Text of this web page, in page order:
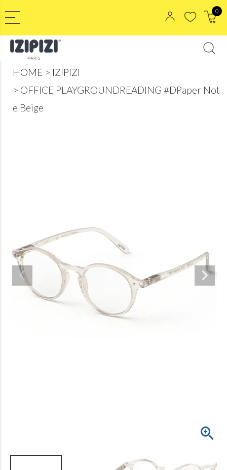
0
HOME
IZIPIZI
OFFICE PLAYGROUNDREADING #DPaper Not
e Beige